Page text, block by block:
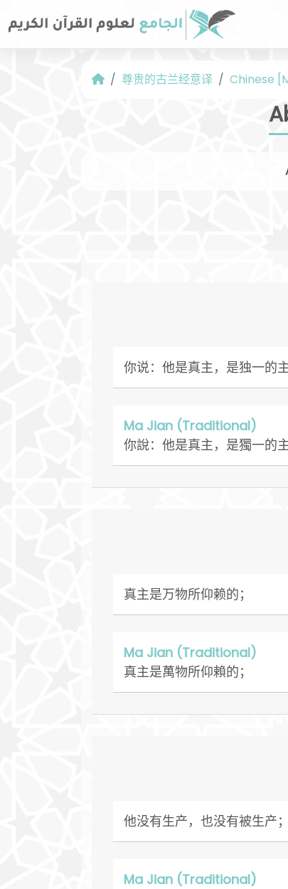
尊贵的古兰经意译 Chinese
你说：他是真主，是独一的主
Ma Jian (Traditional)
你說：他是真主，是獨一的主
真主是万物所仰赖的；
Ma Jian (Traditional)
真主是萬物所仰賴的；
他没有生产，也没有被生产；
Ma Jian (Traditional)